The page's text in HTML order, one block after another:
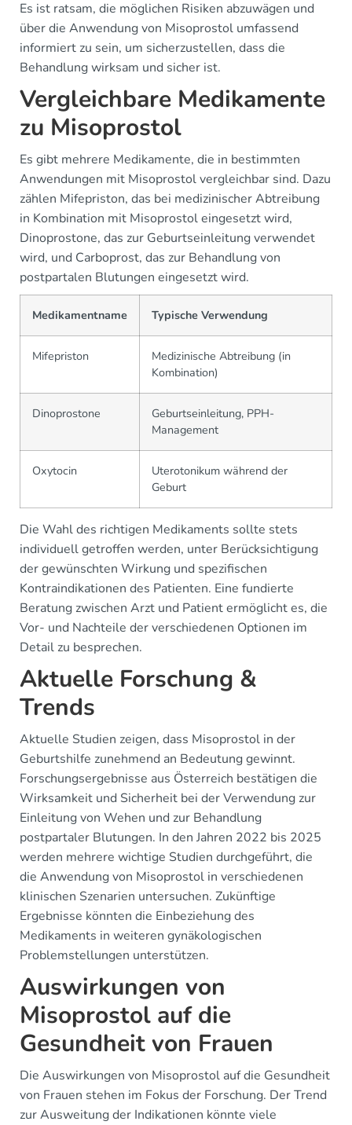
Es ist ratsam, die möglichen Risiken abzuwägen und
über die Anwendung von Misoprostol umfassend
informiert zu sein, um sicherzustellen, dass die
Behandlung wirksam und sicher ist.
Vergleichbare Medikamente
zu Misoprostol
Es gibt mehrere Medikamente, die in bestimmten
Anwendungen mit Misoprostol vergleichbar sind. Dazu
zählen Mifepriston, das bei medizinischer Abtreibung
in Kombination mit Misoprostol eingesetzt wird,
Dinoprostone, das zur Geburtseinleitung verwendet
wird, und Carboprost, das zur Behandlung von
postpartalen Blutungen eingesetzt wird.
Medikamentname Typische Verwendung
Mifepriston
Medizinische Abtreibung (in
Kombination)
Dinoprostone
Geburtseinleitung, PPH-
Management
Oxytocin
Uterotonikum während der
Geburt
Die Wahl des richtigen Medikaments sollte stets
individuell getroffen werden, unter Berücksichtigung
der gewünschten Wirkung und spezifischen
Kontraindikationen des Patienten. Eine fundierte
Beratung zwischen Arzt und Patient ermöglicht es, die
Vor- und Nachteile der verschiedenen Optionen im
Detail zu besprechen.
Aktuelle Forschung &
Trends
Aktuelle Studien zeigen, dass Misoprostol in der
Geburtshilfe zunehmend an Bedeutung gewinnt.
Forschungsergebnisse aus Österreich bestätigen die
Wirksamkeit und Sicherheit bei der Verwendung zur
Einleitung von Wehen und zur Behandlung
postpartaler Blutungen. In den Jahren 2022 bis 2025
werden mehrere wichtige Studien durchgeführt, die
die Anwendung von Misoprostol in verschiedenen
klinischen Szenarien untersuchen. Zukünftige
Ergebnisse könnten die Einbeziehung des
Medikaments in weiteren gynäkologischen
Problemstellungen unterstützen.
Auswirkungen von
Misoprostol auf die
Gesundheit von Frauen
Die Auswirkungen von Misoprostol auf die Gesundheit
von Frauen stehen im Fokus der Forschung. Der Trend
zur Ausweitung der Indikationen könnte viele